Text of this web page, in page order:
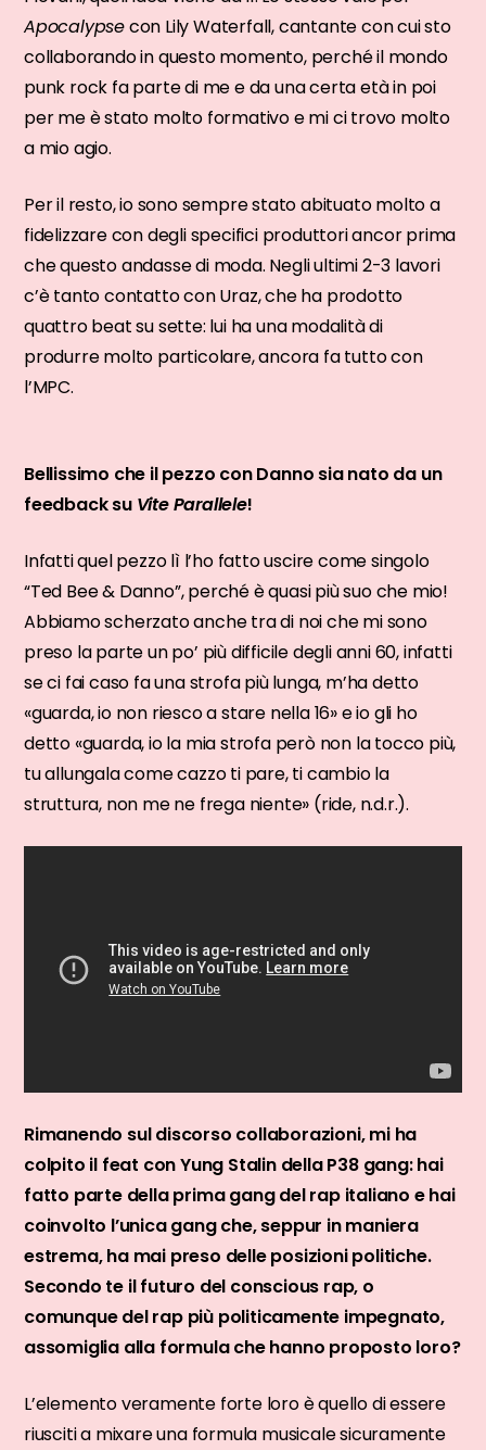
Apocalypsecon Lily Waterfall, cantante con cui sto
collaborando in questo momento, perché il mondo
punk rock fa parte di me e da una certa età in poi
per me è stato molto formativo e mi ci trovo molto
a mio agio.
Per il resto, io sono sempre stato abituato molto a
fidelizzare con degli specifici produttori ancor prima
che questo andasse di moda. Negli ultimi 2-3 lavori
c’è tanto contatto con Uraz, che ha prodotto
quattro beat su sette: lui ha una modalità di
produrre molto particolare, ancora fa tutto con
l’MPC.
Bellissimo che il pezzo con Danno sia nato da un
feedback su Vite Parallele!
Infatti quel pezzo lì l’ho fatto uscire come singolo
“Ted Bee & Danno”, perché è quasi più suo che mio!
Abbiamo scherzato anche tra di noi che mi sono
preso la parte un po’ più difficile degli anni 60, infatti
se ci fai caso fa una strofa più lunga, m’ha detto
«guarda, io non riesco a stare nella 16» e io gli ho
detto «guarda, io la mia strofa però non la tocco più,
tu allungala come cazzo ti pare, ti cambio la
struttura, non me ne frega niente» (ride, n.d.r.).
Rimanendo sul discorso collaborazioni, mi ha
colpito il feat con Yung Stalin della P38 gang: hai
fatto parte della prima gang del rap italiano e hai
coinvolto l’unica gang che, seppur in maniera
estrema, ha mai preso delle posizioni politiche.
Secondo te il futuro del conscious rap, o
comunque del rap più politicamente impegnato,
assomiglia alla formula che hanno proposto loro?
L’elemento veramente forte loro è quello di essere
riusciti a mixare una formula musicale sicuramente